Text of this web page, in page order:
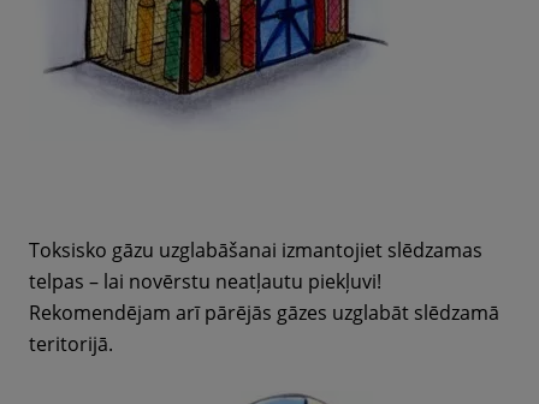
Toksisko gāzu uzglabāšanai izmantojiet slēdzamas
telpas – lai novērstu neatļautu piekļuvi!
Rekomendējam arī pārējās gāzes uzglabāt slēdzamā
teritorijā.